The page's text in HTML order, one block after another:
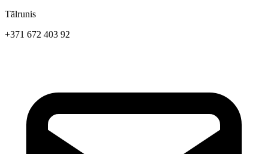
Tālrunis
+371 672 403 92